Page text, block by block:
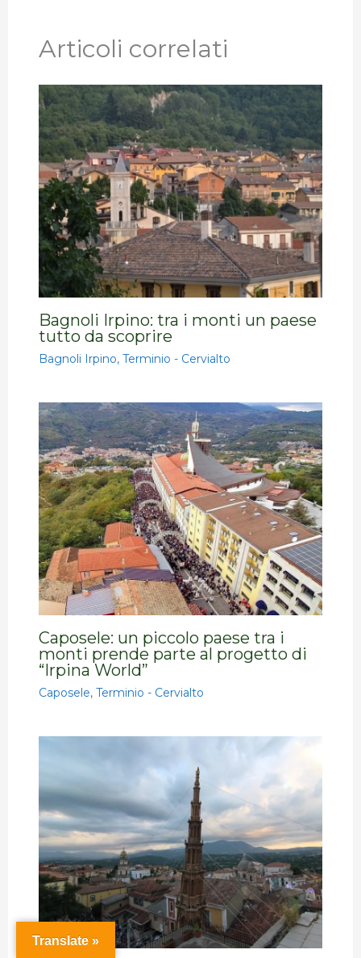
Articoli correlati
Bagnoli Irpino: tra i monti un paese
tutto da scoprire
Bagnoli Irpino,Terminio - Cervialto
Caposele: un piccolo paese tra i
monti prende parte al progetto di
“Irpina World”
Caposele,Terminio - Cervialto
Translate »